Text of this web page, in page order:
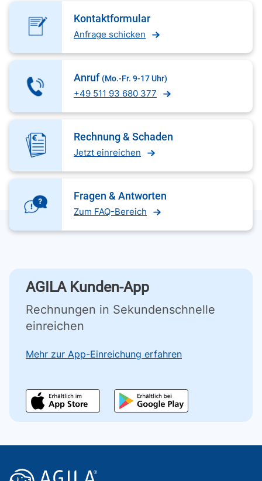
Kontaktformular
Anfrage schicken
Anruf (Mo.-Fr. 9-17 Uhr)
+49 511 93 680 377
Rechnung & Schaden
Jetzt einreichen
Fragen & Antworten
Zum FAQ-Bereich
AGILA Kunden-App
Rechnungen in Sekundenschnelle
einreichen
Mehr zur App-Einreichung erfahren